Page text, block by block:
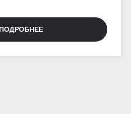
ПОДРОБНЕЕ